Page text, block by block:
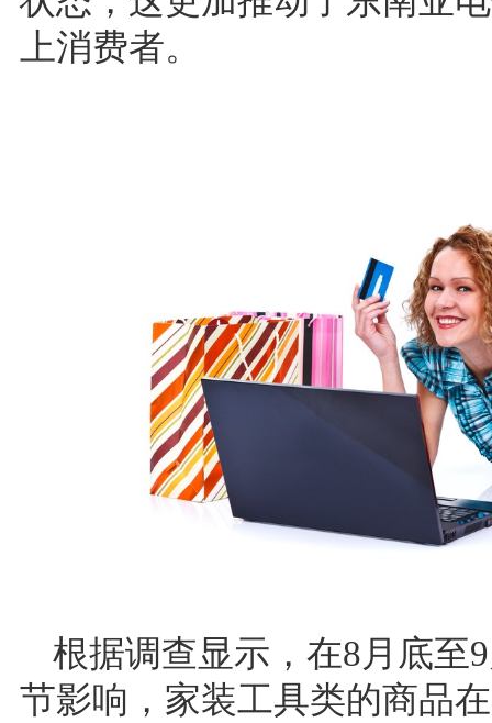
上消费者。
根据调查显示，在8月底至
节影响，家装工具类的商品